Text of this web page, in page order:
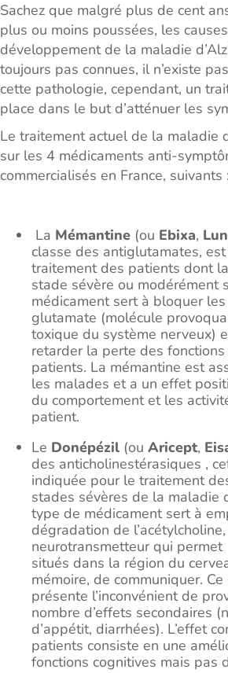
Sachez que malgré plus de cent
plus ou moins poussées, les
développement de la maladie
toujours pas connues, il n’existe
cette pathologie, cependant, un
place dans le but d’atténuer les
Le traitement actuel de la maladie
sur les 4 médicaments anti-
commercialisés en France, suivants :
La Mémantine (ou Ebixa,
classe des antiglutamates,
traitement des patients dont
stade sévère ou modérément
médicament sert à bloquer
glutamate (molécule
toxique du système nerveux)
retarder la perte des
patients. La mémantine est
les malades et a un effet
du comportement et les
patient.
Le Donépézil (ou Aricept,
des anticholinestérasiques ,
indiquée pour le traitement
stades sévères de la maladie
type de médicament sert à
dégradation de
neurotransmetteur qui
situés dans la région du
mémoire, de communiquer.
présente l’inconvénient de
nombre d’effets secondaires
d’appétit, diarrhées). L’effet
patients consiste en une
fonctions cognitives mais pas